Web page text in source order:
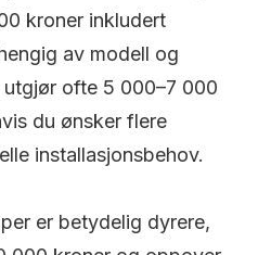
kroner inkludert
av modell og
ofte 5 000–7 000
du ønsker flere
installasjonsbehov.
er betydelig dyrere,